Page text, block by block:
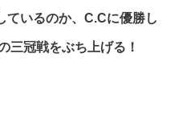
ているのか、C.Cに優勝し
三冠戦をぶち上げる！